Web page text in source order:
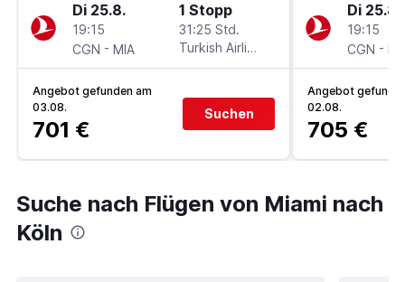
Di 25.8.
19:15
CGN - MIA
1 Stopp
31:25 Std.
Turkish Airlines
Angebot gefunden am
03.08.
701 €
Suchen
Di 25.8.
19:15
CGN -
Angebot
02.08.
705 €
Suche nach Flügen von Miami nach
Köln